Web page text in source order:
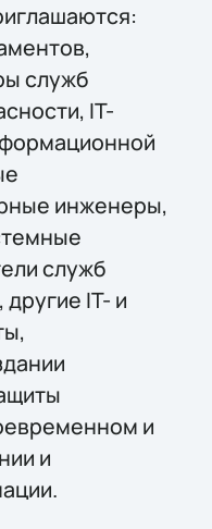
служб
IT-
инженеры,
служб
IT- и
и
и